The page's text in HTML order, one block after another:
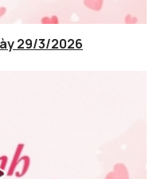
29/3/2026